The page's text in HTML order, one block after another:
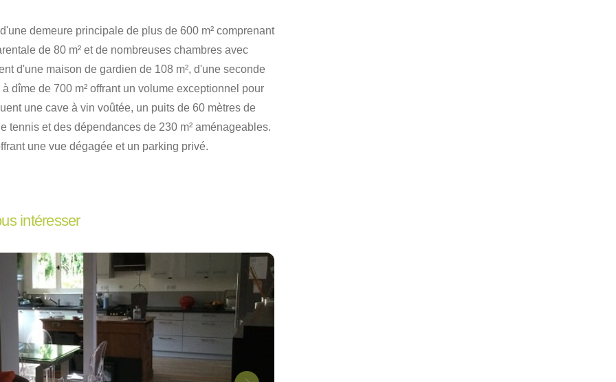
demeure principale de plus de 600 m² comprenant
de 80 m² et de nombreuses chambres avec
d'une maison de gardien de 108 m², d'une seconde
dîme de 700 m² offrant un volume exceptionnel pour
une cave à vin voûtée, un puits de 60 mètres de
tennis et des dépendances de 230 m² aménageables.
une vue dégagée et un parking privé.
intéresser